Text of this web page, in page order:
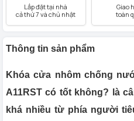
Lắp đặt tại nhà
cả thứ 7 và chủ nhật
Giao
toàn
Thông tin sản phẩm
Khóa cửa nhôm chống
A11RST có tốt không? là
khá nhiều từ phía người